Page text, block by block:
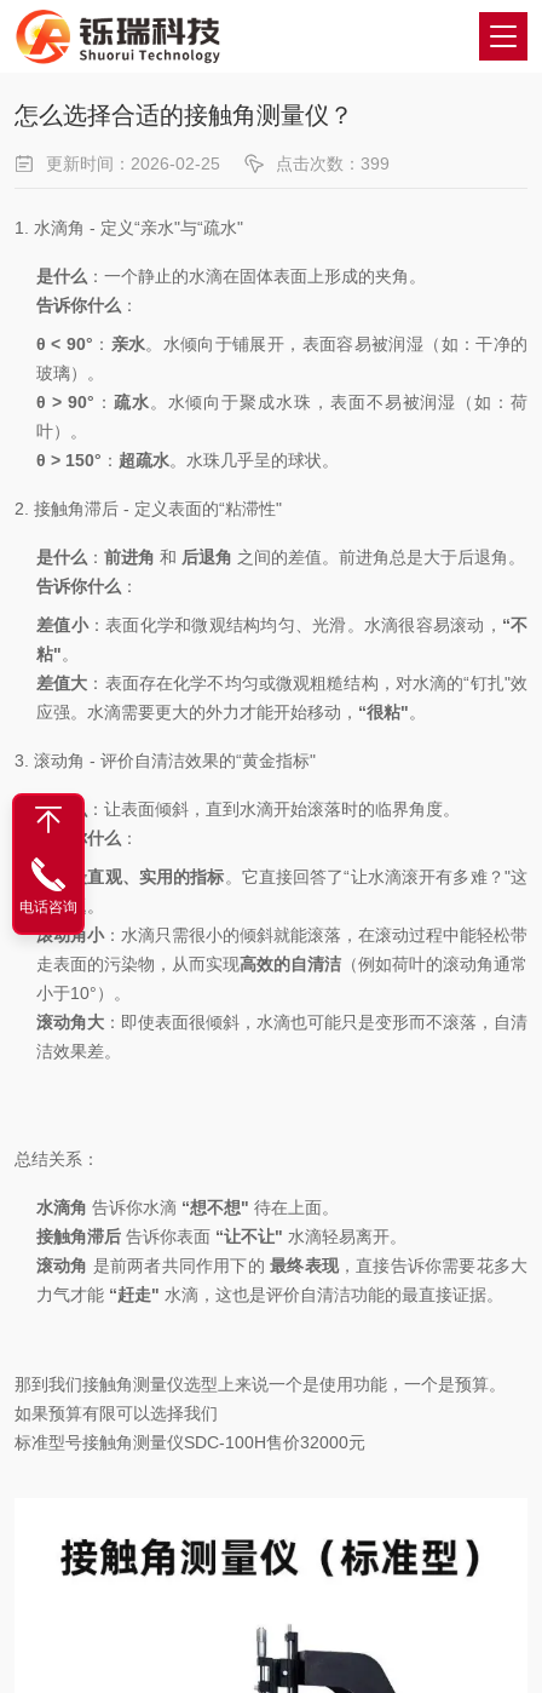
怎么选择合适的接触角测量仪？
更新时间：2026-02-25 点击次数：399
1. 水滴角 - 定义“亲水"与“疏水"
是什么 ：一个静止的水滴在固体表面上形成的夹角。
告诉你什么 ：
θ < 90° ： 亲水。水倾向于铺展开，表面容易被润湿（如：干净的
玻璃）。
θ > 90° ： 疏水。水倾向于聚成水珠，表面不易被润湿（如：荷
叶）。
θ > 150° ： 超疏水。水珠几乎呈的球状。
2. 接触角滞后 - 定义表面的“粘滞性"
是什么 ： 前进角 和 后退角 之间的差值。前进角总是大于后退角。
告诉你什么 ：
差值小： 表面化学和微观结构均匀、光滑。水滴很容易滚动， “不
粘"。
差值大 ：表面存在化学不均匀或微观粗糙结构，对水滴的“钉扎"效
应强。水滴需要更大的外力才能开始移动， “很粘"。
3. 滚动角 - 评价自清洁效果的“黄金指标"
是什么 ：让表面倾斜，直到水滴开始滚落时的临界角度。
告诉你什么 ：
这是最直观、实用的指标。它直接回答了“让水滴滚开有多难？"这
个问题。
滚动角小：水滴只需很小的倾斜就能滚落，在滚动过程中能轻松带
走表面的污染物，从而实现高效的自清洁 （例如荷叶的滚动角通常
小于10°）。
滚动角大 ：即使表面很倾斜，水滴也可能只是变形而不滚落，自清
洁效果差。
总结关系：
水滴角 告诉你水滴 “想不想" 待在上面。
接触角滞后 告诉你表面 “让不让" 水滴轻易离开。
滚动角 是前两者共同作用下的最终表现，直接告诉你需要花多大
力气才能 “赶走" 水滴，这也是评价自清洁功能的最直接证据。
那到我们接触角测量仪选型上来说一个是使用功能，一个是预算。
如果预算有限可以选择我们
标准型号接触角测量仪SDC-100H售价32000元
电话咨询